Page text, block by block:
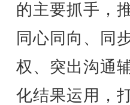
的主要抓手，
同心同向、同
权、突出沟通
化结果运用，